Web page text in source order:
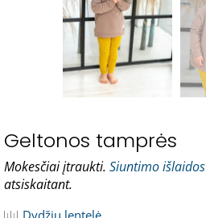
Geltonos tamprės
Mokesčiai įtraukti. Siuntimo išlaidos
atsiskaitant.